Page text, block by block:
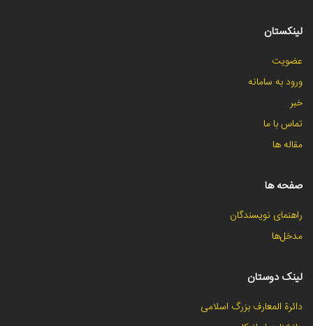
لینکستان
عضویت
ورود به سامانه
خبر
تماس با ما
مقاله ها
صفحه ها
راهنمای نویسندگان
مدخل‌ها
لینک دوستان
دائرة المعارف بزرگ اسلامی